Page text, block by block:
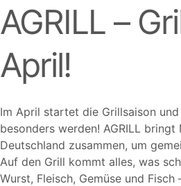
AGRILL –
April!
Im April startet die Grillsaison
besonders werden! AGRILL bringt
Deutschland zusammen, um
Auf den Grill kommt alles, was
Wurst, Fleisch, Gemüse und Fisch